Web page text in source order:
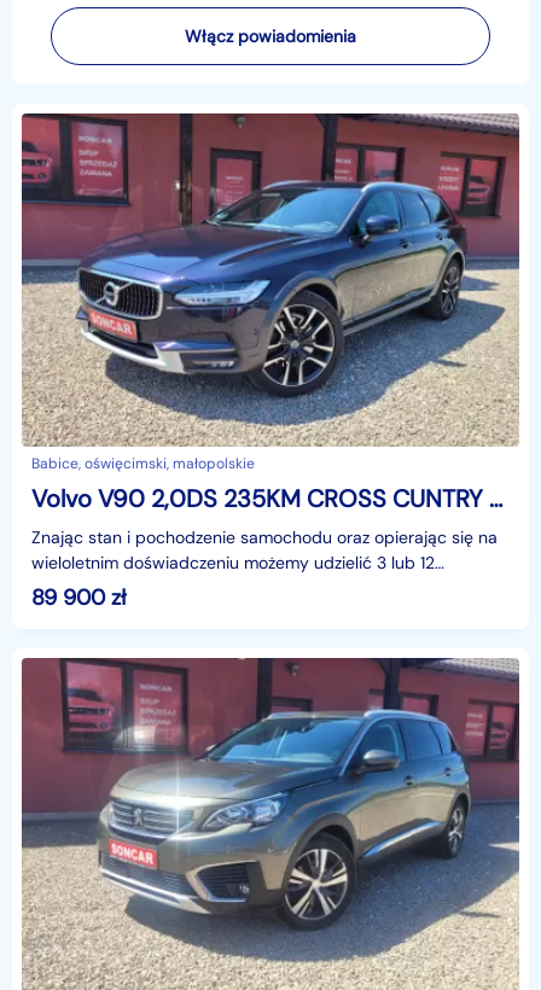
Włącz powiadomienia
Babice, oświęcimski, małopolskie
Volvo V90 2,0DS 235KM CROSS CUNTRY AWD POLASTAR
Znając stan i pochodzenie samochodu oraz opierając się na
wieloletnim doświadczeniu możemy udzielić 3 lub 12
miesięcznej gwarancji w formie pisemnej. Zapraszamy
89 900zł